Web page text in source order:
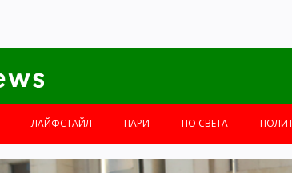
ЛАЙФСТАЙЛ ПАРИ ПО СВЕТА